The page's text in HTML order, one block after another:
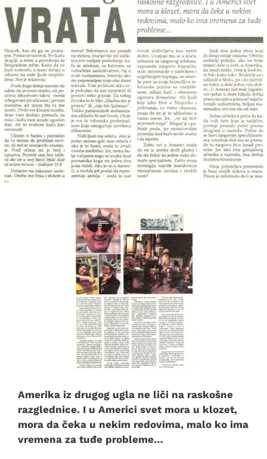
Amerika iz drugog ugla ne liči na raskošne
razglednice. I u Americi svet mora u klozet,
mora da čeka u nekim redovima, malo ko ima
vremena za tuđe probleme…